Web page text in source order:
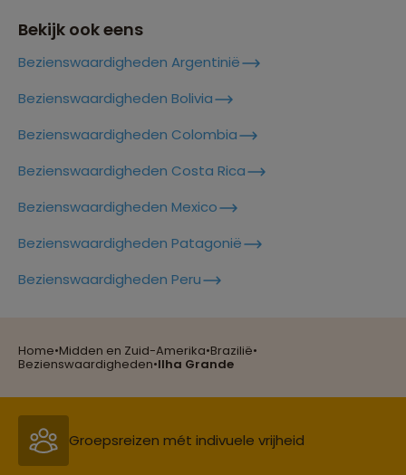
Home•Midden en Zuid-Amerika•Brazilië•
Bezienswaardigheden•Ilha Grande
Lees meer over Pantanal
Lees meer over Paraty
Bekijk ook eens
Bezienswaardigheden Argentinië
Bezienswaardigheden Bolivia
Bezienswaardigheden Colombia
Bezienswaardigheden Costa Rica
Bezienswaardigheden Mexico
Bezienswaardigheden Patagonië
Bezienswaardigheden Peru
Groepsreizen mét indivuele vrijheid
Reiszekerheid met Sawadee